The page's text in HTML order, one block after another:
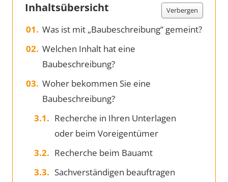
Inhaltsübersicht Verbergen
Was ist mit „Baubeschreibung“ gemeint?
Welchen Inhalt hat eine
Baubeschreibung?
Woher bekommen Sie eine
Baubeschreibung?
Recherche in Ihren Unterlagen
oder beim Voreigentümer
Recherche beim Bauamt
Sachverständigen beauftragen